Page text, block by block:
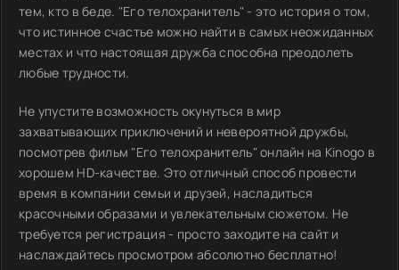
тем, кто в беде. "Его телохранитель" - это история о том,
что истинное счастье можно найти в самых неожиданных
местах и что настоящая дружба способна преодолеть
любые трудности.
Не упустите возможность окунуться в мир
захватывающих приключений и невероятной дружбы,
посмотрев фильм "Его телохранитель" онлайн на Kinogo в
хорошем HD-качестве. Это отличный способ провести
время в компании семьи и друзей, насладиться
красочными образами и увлекательным сюжетом. Не
требуется регистрация - просто заходите на сайт и
наслаждайтесь просмотром абсолютно бесплатно!